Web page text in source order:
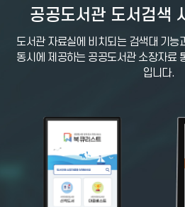
공공도서관 도서검색
도서관 자료실에 비치되는 검색대 기능
동시에 제공하는 공공도서관 소장자료
입니다.